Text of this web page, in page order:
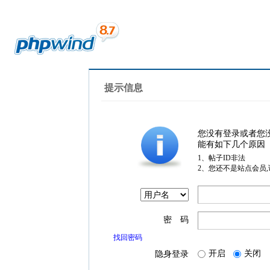
提示信息
您没有登录或者您
能有如下几个原因
1、帖子ID非法
2、您还不是站点会员
密 码
找回密码
隐身登录 开启 关闭